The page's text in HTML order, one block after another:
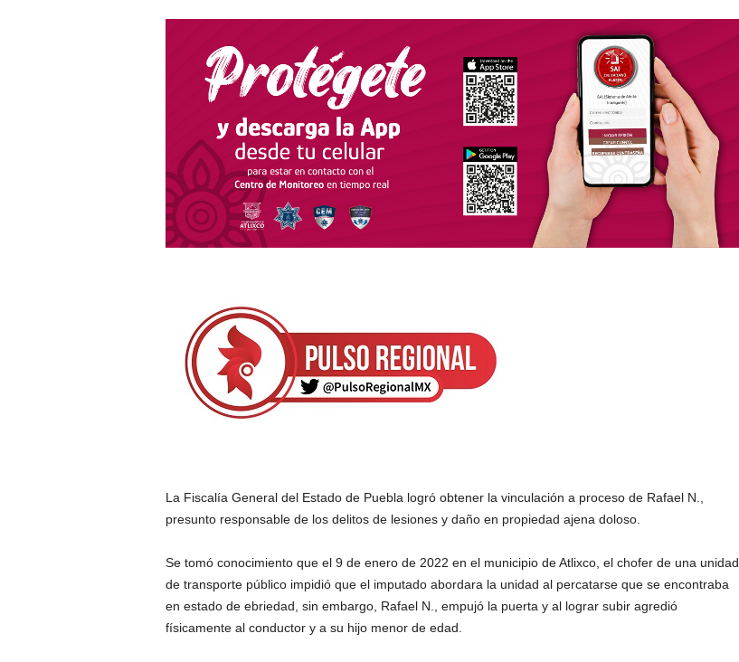
La Fiscalía General del Estado de Puebla logró obtener la vinculación a proceso de Rafael N.,
presunto responsable de los delitos de lesiones y daño en propiedad ajena doloso.
Se tomó conocimiento que el 9 de enero de 2022 en el municipio de Atlixco, el chofer de una unidad
de transporte público impidió que el imputado abordara la unidad al percatarse que se encontraba
en estado de ebriedad, sin embargo, Rafael N., empujó la puerta y al lograr subir agredió
físicamente al conductor y a su hijo menor de edad.